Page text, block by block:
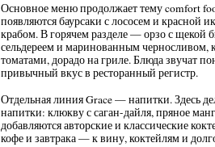
Основное меню продолжает тему comfort
появляются баурсаки с лососем и красной
крабом. В горячем разделе — орзо с щекой
сельдереем и маринованным черносливом,
томатами, дорадо на гриле. Блюда звучат
привычный вкус в ресторанный регистр.
Отдельная линия Grace — напитки. Здесь
напитки: клюкву с саган-дайля, пряное
добавляются авторские и классические
кофе и завтрака — к вину, коктейлям и